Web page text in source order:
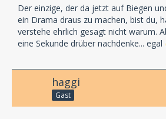
oder vielleicht
Missing Hörspielseite gesucht ,
digitalen Netz verloren...................
Der einzige, der da jetzt auf Biegen
ein Drama draus zu machen, bist du,
verstehe ehrlich gesagt nicht warum.
eine Sekunde drüber nachdenke... egal
haggi
Gast